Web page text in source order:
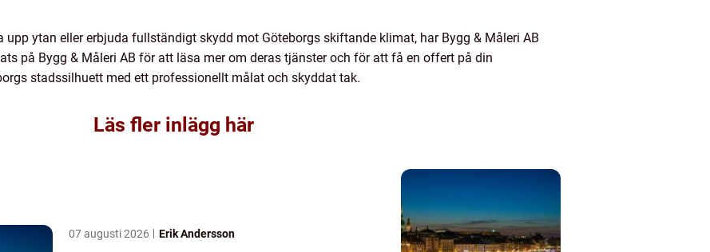
ytan eller erbjuda fullständigt skydd mot Göteborgs skiftande klimat, har Bygg & Måleri AB
på Bygg & Måleri AB för att läsa mer om deras tjänster och för att få en offert på din
stadssilhuett med ett professionellt målat och skyddat tak.
Läs fler inlägg här
07 augusti 2026 Erik Andersson